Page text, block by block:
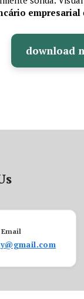
empresarial
download
Email